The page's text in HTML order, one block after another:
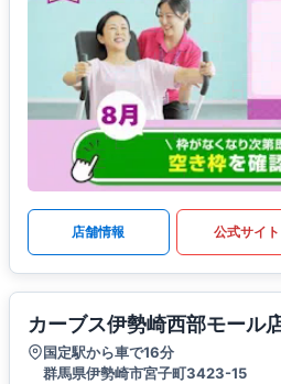
店舗情報 公式サイト
カーブス伊勢崎西部モール
国定駅から車で16分
群馬県伊勢崎市宮子町3423-15